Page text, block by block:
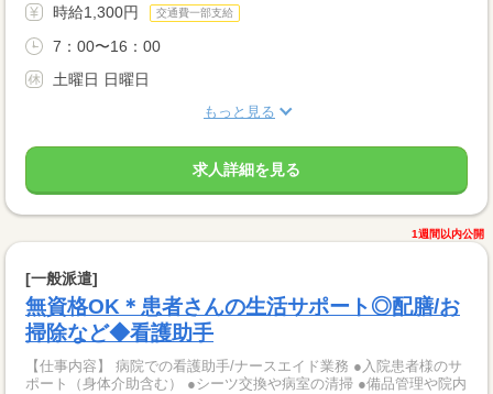
時給1,300円 交通費一部支給
7：00〜16：00
土曜日 日曜日
もっと見る
求人詳細を見る
1週間以内公開
[一般派遣]
無資格OK＊患者さんの生活サポート◎配膳/お
掃除など◆看護助手
【仕事内容】 病院での看護助手/ナースエイド業務 ●入院患者様のサ
ポート（身体介助含む） ●シーツ交換や病室の清掃 ●備品管理や院内